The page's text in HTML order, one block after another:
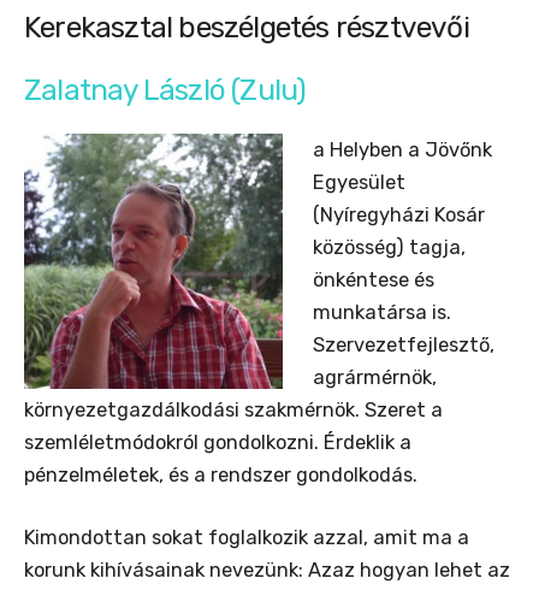
Kerekasztal beszélgetés résztvevői
Zalatnay László (Zulu)
a Helyben a Jövőnk
Egyesület
(Nyíregyházi Kosár
közösség) tagja,
önkéntese és
munkatársa is.
Szervezetfejlesztő,
agrármérnök,
környezetgazdálkodási szakmérnök. Szeret a
szemléletmódokról gondolkozni. Érdeklik a
pénzelméletek, és a rendszer gondolkodás.
Kimondottan sokat foglalkozik azzal, amit ma a
korunk kihívásainak nevezünk: Azaz hogyan lehet az